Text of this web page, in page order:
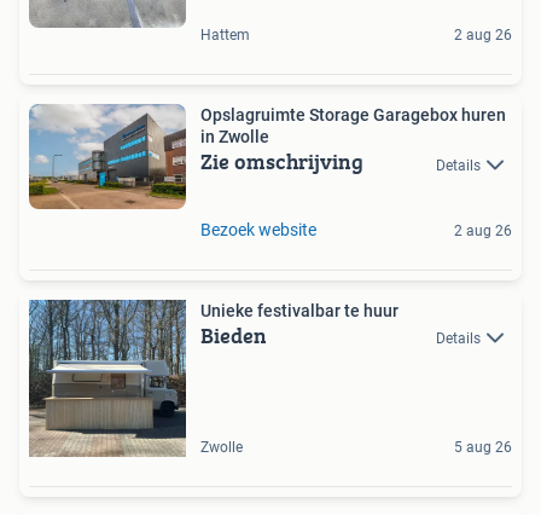
Hattem 2 aug 26
Opslagruimte Storage Garagebox huren
in Zwolle
Zie omschrijving Details
Bezoek website 2 aug 26
Unieke festivalbar te huur
Bieden Details
Zwolle 5 aug 26